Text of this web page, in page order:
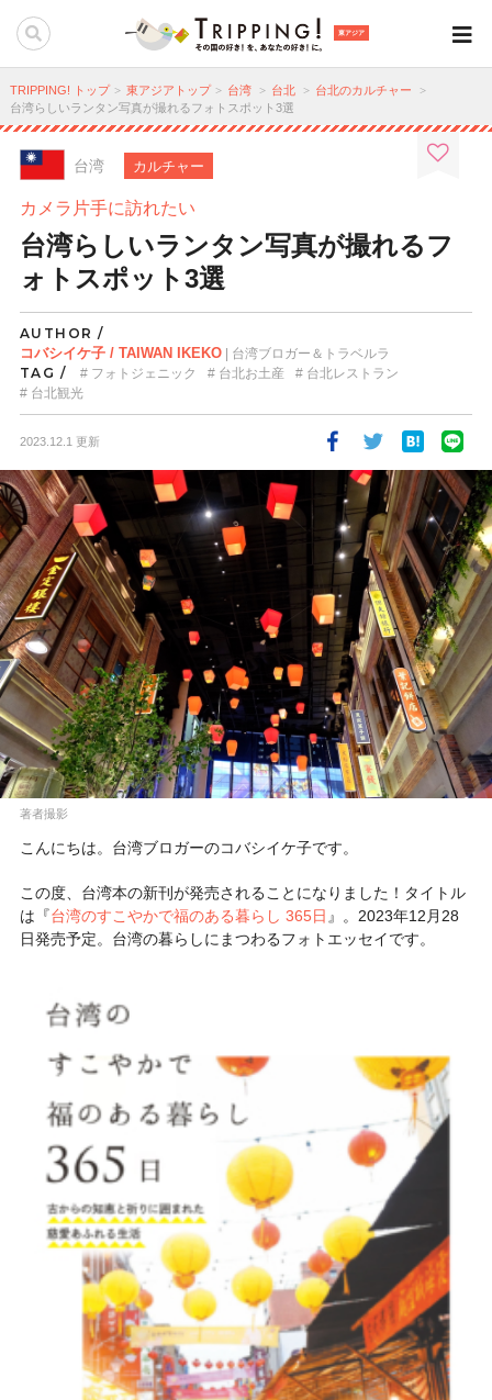
東アジア
TRIPPING! トップ 東アジアトップ 台湾 台北
台北のカルチャー
台湾らしいランタン写真が撮れるフォトスポット3選
台湾 カルチャー
カメラ片手に訪れたい
台湾らしいランタン写真が撮れるフ
ォトスポット3選
AUTHOR /
コバシイケ子 / TAIWAN IKEKO| 台湾ブロガー＆トラベルラ
TAG / フォトジェニック 台北お土産
台北レストラン
台北観光
2023.12.1 更新
著者撮影
こんにちは。台湾ブロガーのコバシイケ子です。
この度、台湾本の新刊が発売されることになりました！タイトル
は『台湾のすこやかで福のある暮らし 365日 』。2023年12月28
日発売予定。台湾の暮らしにまつわるフォトエッセイです。